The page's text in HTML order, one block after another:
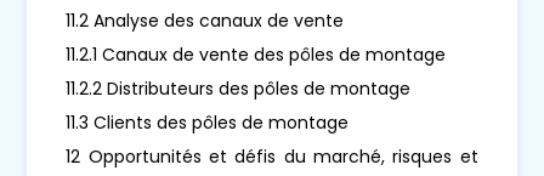
11.2 Analyse des canaux de vente
11.2.1 Canaux de vente des pôles de montage
11.2.2 Distributeurs des pôles de montage
11.3 Clients des pôles de montage
12 Opportunités et défis du marché, risques et